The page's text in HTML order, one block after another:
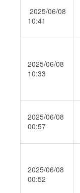
2025/06/08
10:41
2025/06/08
10:33
2025/06/08
00:57
2025/06/08
00:52